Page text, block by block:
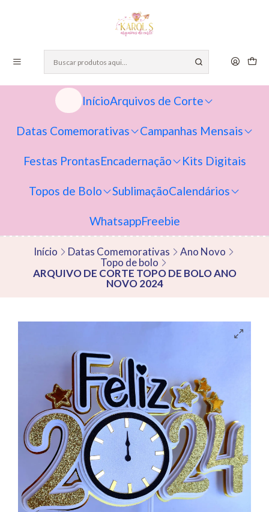
InícioArquivos de Corte
Datas Comemorativas Campanhas Mensais
Festas ProntasEncadernação Kits Digitais
Topos de Bolo SublimaçãoCalendários
WhatsappFreebie
Início Datas Comemorativas
Ano Novo
Topo de bolo
ARQUIVO DE CORTE TOPO DE BOLO ANO
NOVO 2024